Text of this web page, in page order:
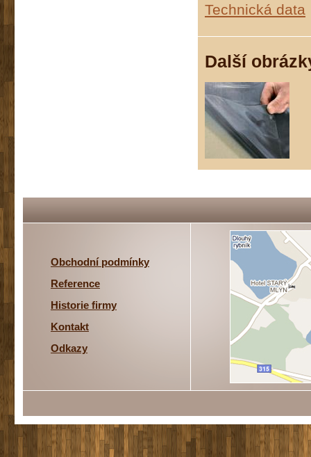
Technická data
Další
Obchodní podmínky
Reference
Historie firmy
Kontakt
Odkazy